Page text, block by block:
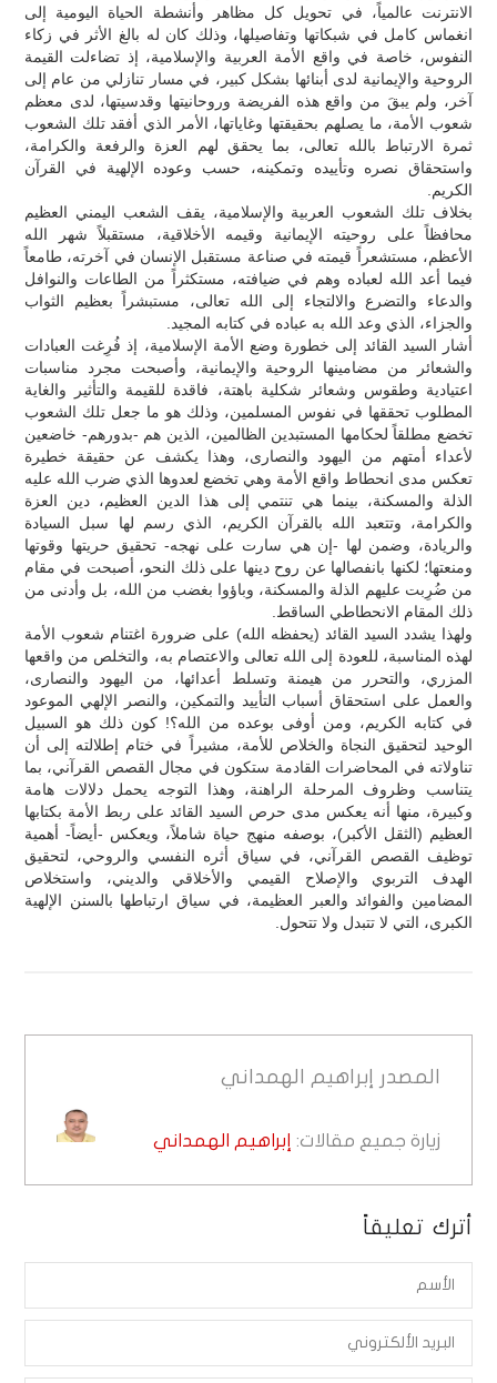
الانترنت عالمياً، في تحويل كل مظاهر وأنشطة الحياة اليومية إلى
انغماس كامل في شبكاتها وتفاصيلها، وذلك كان له بالغ الأثر في زكاء
النفوس، خاصة في واقع الأمة العربية والإسلامية، إذ تضاءلت القيمة
الروحية والإيمانية لدى أبنائها بشكل كبير، في مسار تنازلي من عام إلى
آخر، ولم يبقَ من واقع هذه الفريضة وروحانيتها وقدسيتها، لدى معظم
شعوب الأمة، ما يصلهم بحقيقتها وغاياتها، الأمر الذي أفقد تلك الشعوب
ثمرة الارتباط بالله تعالى، بما يحقق لهم العزة والرفعة والكرامة،
واستحقاق نصره وتأييده وتمكينه، حسب وعوده الإلهية في القرآن
الكريم.
بخلاف تلك الشعوب العربية والإسلامية، يقف الشعب اليمني العظيم
محافظاً على روحيته الإيمانية وقيمه الأخلاقية، مستقبلاً شهر الله
الأعظم، مستشعراً قيمته في صناعة مستقبل الإنسان في آخرته، طامعاً
فيما أعد الله لعباده وهم في ضيافته، مستكثراً من الطاعات والنوافل
والدعاء والتضرع والالتجاء إلى الله تعالى، مستبشراً بعظيم الثواب
والجزاء، الذي وعد الله به عباده في كتابه المجيد.
أشار السيد القائد إلى خطورة وضع الأمة الإسلامية، إذ فُرِغت العبادات
والشعائر من مضامينها الروحية والإيمانية، وأصبحت مجرد مناسبات
اعتيادية وطقوس وشعائر شكلية باهتة، فاقدة للقيمة والتأثير والغاية
المطلوب تحققها في نفوس المسلمين، وذلك هو ما جعل تلك الشعوب
تخضع مطلقاً لحكامها المستبدين الظالمين، الذين هم -بدورهم- خاضعين
لأعداء أمتهم من اليهود والنصارى، وهذا يكشف عن حقيقة خطيرة
تعكس مدى انحطاط واقع الأمة وهي تخضع لعدوها الذي ضرب الله عليه
الذلة والمسكنة، بينما هي تنتمي إلى هذا الدين العظيم، دين العزة
والكرامة، وتتعبد الله بالقرآن الكريم، الذي رسم لها سبل السيادة
والريادة، وضمن لها -إن هي سارت على نهجه- تحقيق حريتها وقوتها
ومنعتها؛ لكنها بانفصالها عن روح دينها على ذلك النحو، أصبحت في مقام
من ضُرِبت عليهم الذلة والمسكنة، وباؤوا بغضب من الله، بل وأدنى من
ذلك المقام الانحطاطي الساقط.
ولهذا يشدد السيد القائد (يحفظه الله) على ضرورة اغتنام شعوب الأمة
لهذه المناسبة، للعودة إلى الله تعالى والاعتصام به، والتخلص من واقعها
المزري، والتحرر من هيمنة وتسلط أعدائها، من اليهود والنصارى،
والعمل على استحقاق أسباب التأييد والتمكين، والنصر الإلهي الموعود
في كتابه الكريم، ومن أوفى بوعده من الله؟! كون ذلك هو السبيل
الوحيد لتحقيق النجاة والخلاص للأمة، مشيراً في ختام إطلالته إلى أن
تناولاته في المحاضرات القادمة ستكون في مجال القصص القرآني، بما
يتناسب وظروف المرحلة الراهنة، وهذا التوجه يحمل دلالات هامة
وكبيرة، منها أنه يعكس مدى حرص السيد القائد على ربط الأمة بكتابها
العظيم (الثقل الأكبر)، بوصفه منهج حياة شاملاً، ويعكس -أيضاً- أهمية
توظيف القصص القرآني، في سياق أثره النفسي والروحي، لتحقيق
الهدف التربوي والإصلاح القيمي والأخلاقي والديني، واستخلاص
المضامين والفوائد والعبر العظيمة، في سياق ارتباطها بالسنن الإلهية
الكبرى، التي لا تتبدل ولا تتحول.
المصدر إبراهيم الهمداني
زيارة جميع مقالات: إبراهيم الهمداني
أترك تعليقاً